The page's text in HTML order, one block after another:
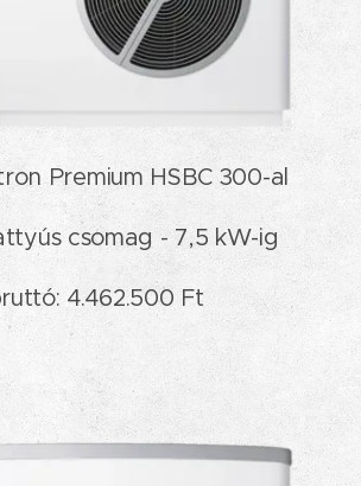
Premium HSBC 300-al
csomag - 7,5 kW-ig
4.462.500 Ft